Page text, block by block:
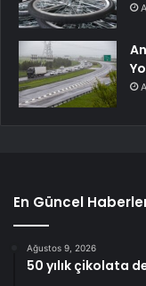
En Güncel
Ağustos 9, 2026
50 yılık çikolata